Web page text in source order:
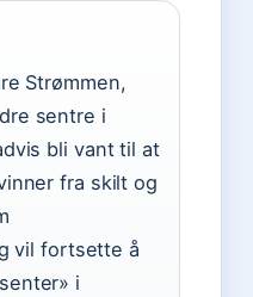
Strømmen,
sentre i
bli vant til at
fra skilt og
vil fortsette å
i